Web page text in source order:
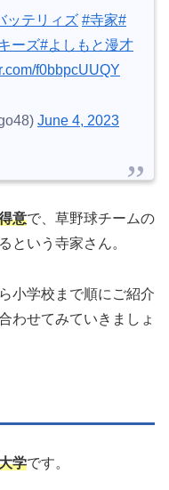
ッテリィズ #寺家#
ーズ#よしもと漫才
f0bbpcUUQY
June 4, 2023
意で、草野球チームの
という寺家さん。
小学校まで順にご紹介
わせてみていきましょ
学です。